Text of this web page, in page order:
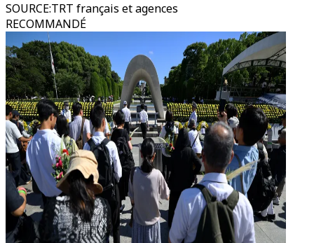
SOURCE:TRT français et agences
RECOMMANDÉ